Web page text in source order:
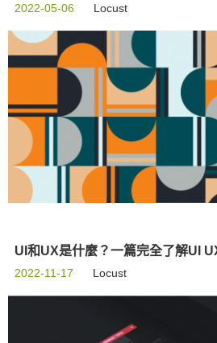
2022-05-06 Locust
UI和UX是什麼？一篇完全了解UI
2022-11-17 Locust